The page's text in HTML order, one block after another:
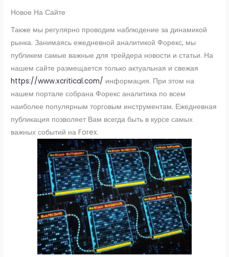
Новое На Сайте
Также мы регулярно проводим наблюдение за динамикой
рынка. Занимаясь ежедневной аналитикой Форекс, мы
публикем самые важные для трейдера новости и статьи. На
нашем сайте размещается только актуальная и свежая
https://www.xcritical.com/ информация. При этом на
нашем портале собрана Форекс аналитика по всем
наиболее популярным торговым инструментам. Ежедневная
публикация позволяет Вам всегда быть в курсе самых
важных событий на Forex.